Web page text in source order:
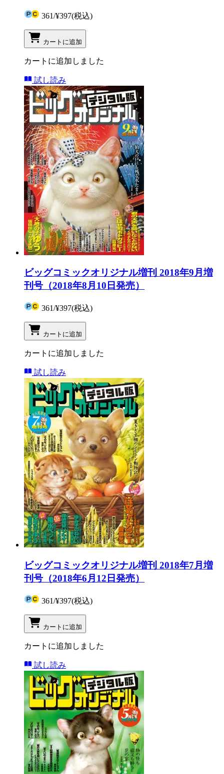
361/¥397(税込)
カートに追加
カートに追加しました
試し読み
ビッグコミックオリジナル増刊 2018年9月増
刊号（2018年8月10日発売）
361/¥397(税込)
カートに追加
カートに追加しました
試し読み
ビッグコミックオリジナル増刊 2018年7月増
刊号（2018年6月12日発売）
361/¥397(税込)
カートに追加
カートに追加しました
試し読み